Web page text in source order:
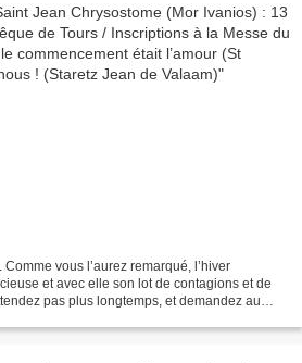
vous l’aurez remarqué, l’hiver
et avec elle son lot de contagions et de
pas plus longtemps, et demandez au